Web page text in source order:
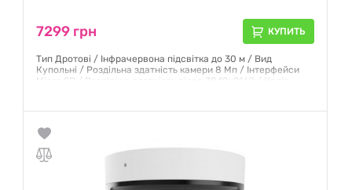
7299 грн КУПИТЬ
Тип Дротові / Інфрачервона підсвітка до 30 м / Вид
Купольні / Роздільна здатність камери 8 Мп / Інтерфейси
Micro SD / Роздільна здатність відео 3840х2160 / Колір
Гарантия:12 месяцев